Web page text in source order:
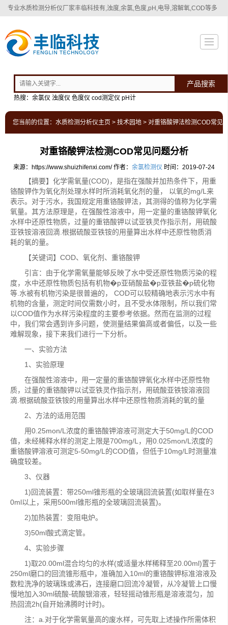
专业水质检测分析仪厂家丰临科技有,浊度,余氯,色度,pH,电导,溶解氧,COD等多
产品搜索
热搜：余氯仪 浊度仪 色度仪 cod测定仪 pH计
您当前的位置： 水质检测分析仪主页 > 技术园地 > 对重铬酸钾法检测COD常见
对重铬酸钾法检测COD常见问题分析
来源：https://www.shuizhifenxi.com/ 作者： 余氯检测仪 时间：2019-07-24
【摘要】化学需氧量(COD)，是指在强酸并加热条件下，用重
铬酸钾作为氧化剂处理水样时所消耗氧化剂的量， 以氧的mg/L来
表示。对于污水，我国规定用重铬酸钾法，其测得的值称为化学需
氧量。其方法原理是，在强酸性溶液中，用一定量的重铬酸钾氧化
水样中还原性物质，过量的重铬酸钾以试亚铁灵作指示剂，用硫酸
亚铁铵溶液回滴.根据硫酸亚铁铵的用量算出水样中还原性物质消
耗的氧的量。
【关键词】COD、氧化剂、重铬酸钾
引言：由于化学需氧量能够反映了水中受还原性物质污染的程
度，水中还原性物质包括有机物�p亚硝酸盐�p亚铁盐�p硫化物
等.水被有机物污染是很普遍的， COD可以较精确地表示污水中有
机物的含量，测定时间仅需数小时，且不受水体限制，所以我们常
以COD值作为水样污染程度的主要参考依据。然而在监测的过程
中，我们常会遇到许多问题，使测量结果偏高或者偏低，以及一些
难解现象，接下来我们进行一下分析。
一、实验方法
1、实验原理
在强酸性溶液中，用一定量的重铬酸钾氧化水样中还原性物
质，过量的重铬酸钾以试亚铁灵作指示剂，用硫酸亚铁铵溶液回
滴.根据硫酸亚铁铵的用量算出水样中还原性物质消耗的氧的量
2、方法的适用范围
用0.25mon/L浓度的重铬酸钾溶液可测定大于50mg/L的COD
值，未经稀释水样的测定上限是700mg/L，用0.025mon/L浓度的
重铬酸钾溶液可测定5-50mg/L的COD值，但低于10mg/L时测量准
确度较差。
3、仪器
1)回流装置：带250ml锥形瓶的全玻璃回流装置(如取样量在3
0ml以上，采用500ml锥形瓶的全玻璃回流装置)。
2)加热装置：变阻电炉。
3)50ml酸式滴定管。
4、实验步骤
1)取20.00ml混合均匀的水样(或适量水样稀释至20.00ml)置于
250ml磨口的回流锥形瓶中，准确加入10ml的重铬酸钾标准溶液及
数粒洗净的玻璃珠或沸石，连接磨口回流冷凝管，从冷凝管上口慢
慢地加入30ml硫酸-硫酸银溶液，轻轻摇动锥形瓶是溶液混匀，加
热回流2h(自开始沸腾时计时)。
注：a.对于化学需氧量高的废水样，可先取上述操作所需体积